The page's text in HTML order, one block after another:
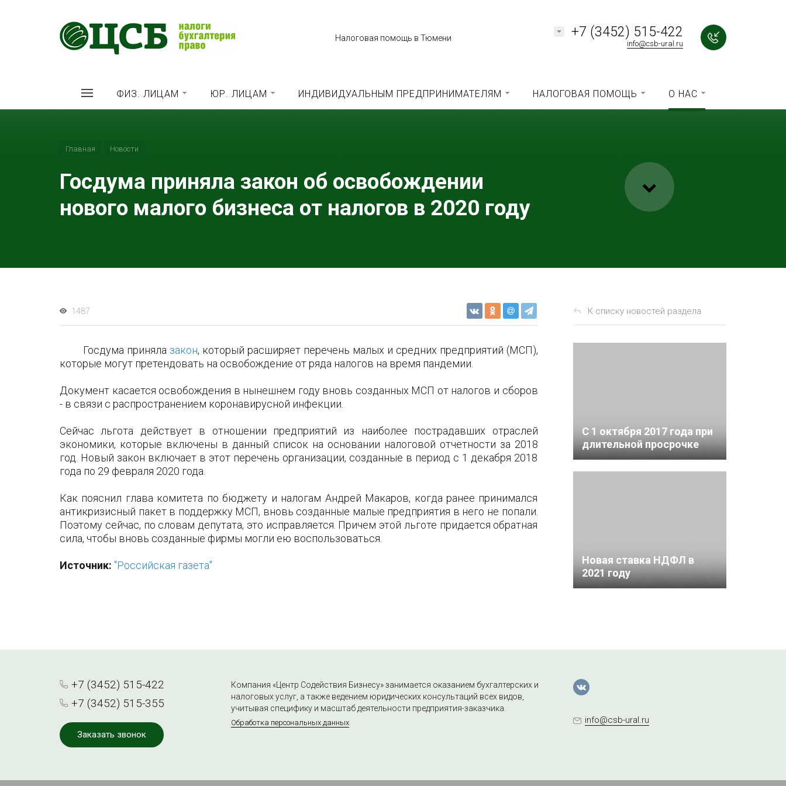
Налоговая помощь в Тюмени +7 (3452) 515-422
info@csb-ural.ru
ФИЗ. ЛИЦАМ ЮР. ЛИЦАМ ИНДИВИДУАЛЬНЫМ ПРЕДПРИНИМАТЕЛЯМ НАЛОГОВАЯ ПОМОЩЬ О НАС
Главная Новости
Госдума приняла закон об освобождении
нового малого бизнеса от налогов в 2020 году
К списку новостей раздела
С 1 октября 2017 года при
длительной просрочке
уплаты недоимки
начисляется больше
Новая ставка НДФЛ в
2021 году
1487
Госдума приняла закон, который расширяет перечень малых и средних предприятий (МСП),
которые могут претендовать на освобождение от ряда налогов на время пандемии.
Документ касается освобождения в нынешнем году вновь созданных МСП от налогов и сборов
- в связи с распространением коронавирусной инфекции.
Сейчас льгота действует в отношении предприятий из наиболее пострадавших отраслей
экономики, которые включены в данный список на основании налоговой отчетности за 2018
год. Новый закон включает в этот перечень организации, созданные в период с 1 декабря 2018
года по 29 февраля 2020 года.
Как пояснил глава комитета по бюджету и налогам Андрей Макаров, когда ранее принимался
антикризисный пакет в поддержку МСП, вновь созданные малые предприятия в него не попали.
Поэтому сейчас, по словам депутата, это исправляется. Причем этой льготе придается обратная
сила, чтобы вновь созданные фирмы могли ею воспользоваться.
Источник: "Российская газета"
+7 (3452) 515-422
+7 (3452) 515-355
Заказать звонок
Компания «Центр Содействия Бизнесу» занимается оказанием бухгалтерских и
налоговых услуг, а также ведением юридических консультаций всех видов,
учитывая специфику и масштаб деятельности предприятия-заказчика.
Обработка персональных данных info@csb-ural.ru